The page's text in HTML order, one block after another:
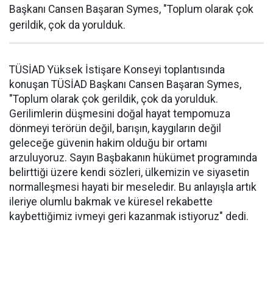
Başkanı Cansen Başaran Symes, "Toplum olarak çok
gerildik, çok da yorulduk.
TÜSİAD Yüksek İstişare Konseyi toplantısında
konuşan TÜSİAD Başkanı Cansen Başaran Symes,
"Toplum olarak çok gerildik, çok da yorulduk.
Gerilimlerin düşmesini doğal hayat tempomuza
dönmeyi terörün değil, barışın, kaygıların değil
geleceğe güvenin hakim olduğu bir ortamı
arzuluyoruz. Sayın Başbakanın hükümet programında
belirttiği üzere kendi sözleri, ülkemizin ve siyasetin
normalleşmesi hayati bir meseledir. Bu anlayışla artık
ileriye olumlu bakmak ve küresel rekabette
kaybettiğimiz ivmeyi geri kazanmak istiyoruz" dedi.